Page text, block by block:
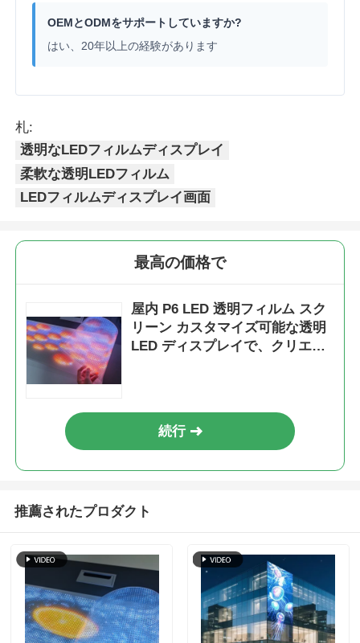
OEMとODMをサポートしていますか?
はい、20年以上の経験があります
札:
透明なLEDフィルムディスプレイ
柔軟な透明LEDフィルム
LEDフィルムディスプレイ画面
最高の価格で
屋内 P6 LED 透明フィルム スク
リーン カスタマイズ可能な透明
LED ディスプレイで、クリエイ
続行
推薦されたプロダクト